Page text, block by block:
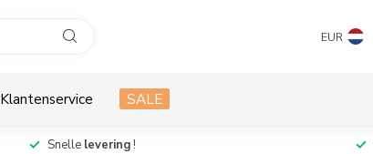
EUR
Klantenservice SALE
Snelle levering!